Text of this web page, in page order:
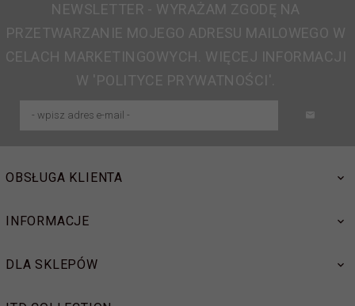
NEWSLETTER - WYRAŻAM ZGODĘ NA
PRZETWARZANIE MOJEGO ADRESU MAILOWEGO W
CELACH MARKETINGOWYCH. WIĘCEJ INFORMACJI
W 'POLITYCE PRYWATNOŚCI'.
OBSŁUGA KLIENTA
INFORMACJE
DLA SKLEPÓW